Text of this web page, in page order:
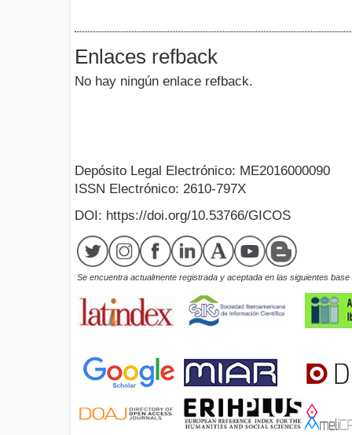
Enlaces refback
No hay ningún enlace refback.
Depósito Legal Electrónico: ME2016000090
ISSN Electrónico: 2610-797X
DOI: https://doi.org/10.53766/GICOS
Se encuentra actualmente registrada y aceptada en las siguientes